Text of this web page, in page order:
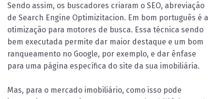
Sendo assim, os buscadores criaram o SEO, abreviação
de Search Engine Optimizitacion. Em bom português é a
otimização para motores de busca. Essa técnica sendo
bem executada permite dar maior destaque e um bom
ranqueamento no Google, por exemplo, e dar ênfase
para uma página específica do site da sua imobiliária.
Mas, para o mercado imobiliário, como isso pode